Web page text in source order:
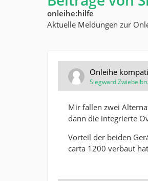
onleihe:hilfe
Aktuelle Meldungen zur
Onleihe
Siegward
Mir fallen zwei
dann die integrierte
Vorteil der beiden
carta 1200 verbaut